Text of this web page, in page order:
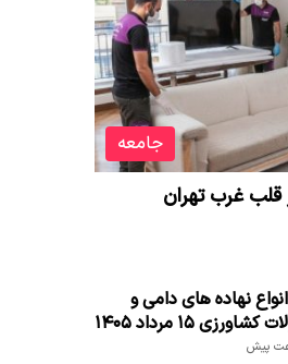
جامعه
غرب تهران
نهاده های دامی و
۱۵ مرداد ۱۴۰۵